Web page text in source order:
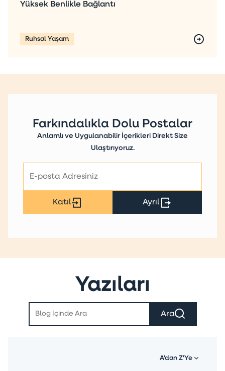
Yüksek Benlikle Bağlantı
Ruhsal Yaşam
Farkındalıkla Dolu Postalar
Anlamlı ve Uygulanabilir İçerikleri Direkt Size
Ulaştırıyoruz.
Katıl Ayrıl
Yazıları
Ara
A'dan Z'Ye